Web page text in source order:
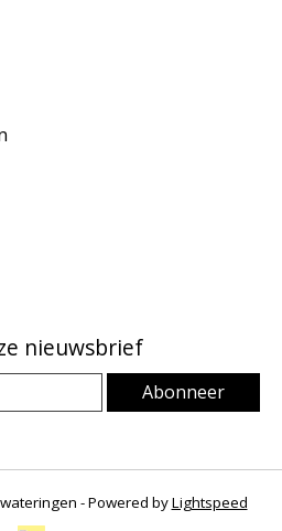
nieuwsbrief
Abonneer
- Powered byLightspeed